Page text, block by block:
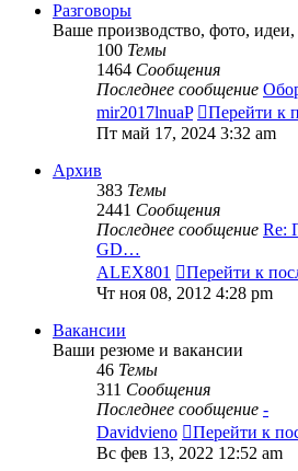
Разговоры
Ваше производство, фото,
100 Темы
1464 Сообщения
Последнее сообщение
mir2017lnuaP
Перейти к
Пт май 17, 2024 3:32 am
Архив
383 Темы
2441 Сообщения
Последнее сообщение Re:
GD…
ALEX801
Перейти к
Чт ноя 08, 2012 4:28 pm
Вакансии
Ваши резюме и вакансии
46 Темы
311 Сообщения
Последнее сообщение -
Davidvieno
Перейти к
Вс фев 13, 2022 12:52 am